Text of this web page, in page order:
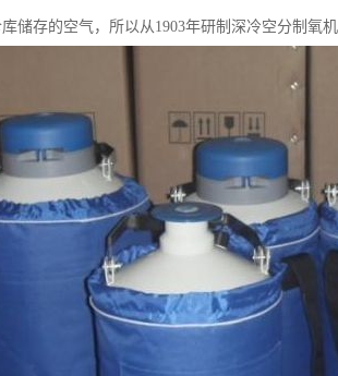
储存的空气，所以从1903年研制深冷空分制氧